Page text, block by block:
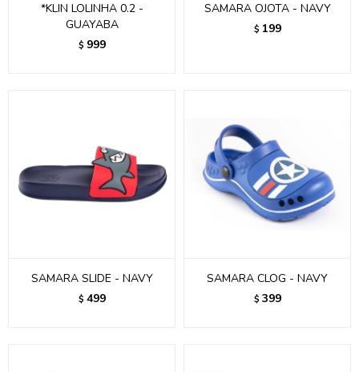
*KLIN LOLINHA 0.2 -
GUAYABA
$ 999
SAMARA OJOTA - NAVY
$ 199
SAMARA SLIDE - NAVY
$ 499
SAMARA CLOG - NAVY
$ 399